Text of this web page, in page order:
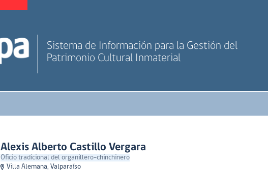
Sistema de Información para la Gestión del
Patrimonio Cultural Inmaterial
Alexis Alberto Castillo Vergara
Oficio tradicional del organillero-chinchinero
Villa Alemana, Valparaíso